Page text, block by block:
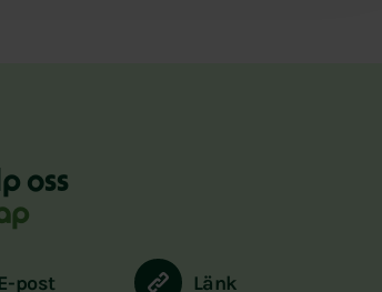
oss
E-post Länk